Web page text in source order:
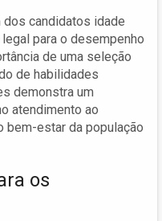
candidatos idade
para o desempenho
de uma seleção
de habilidades
demonstra um
atendimento ao
bem-estar da população
os